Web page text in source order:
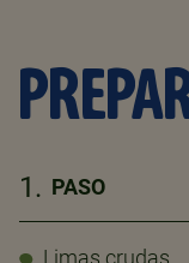
1. PASO
Limas crudas